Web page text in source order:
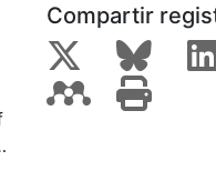
Compartir